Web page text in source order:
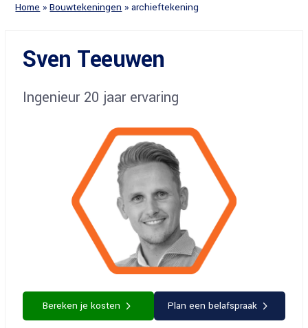
Home »Bouwtekeningen »archieftekening
Sven Teeuwen
Ingenieur 20 jaar ervaring
Bereken je kosten Plan een belafspraak